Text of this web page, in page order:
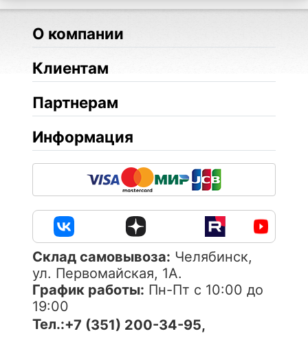
О компании
Клиентам
Партнерам
Информация
Cклад самовывоза: Челябинск,
ул. Первомайская, 1А.
График работы: Пн-Пт с 10:00 до
19:00
Тел.:+7 (351) 200-34-95,